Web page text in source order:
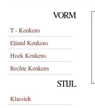
VORM
T - Keukens
Eiland Keukens
Hoek Keukens
Rechte Keukens
STIJL
Klassiek